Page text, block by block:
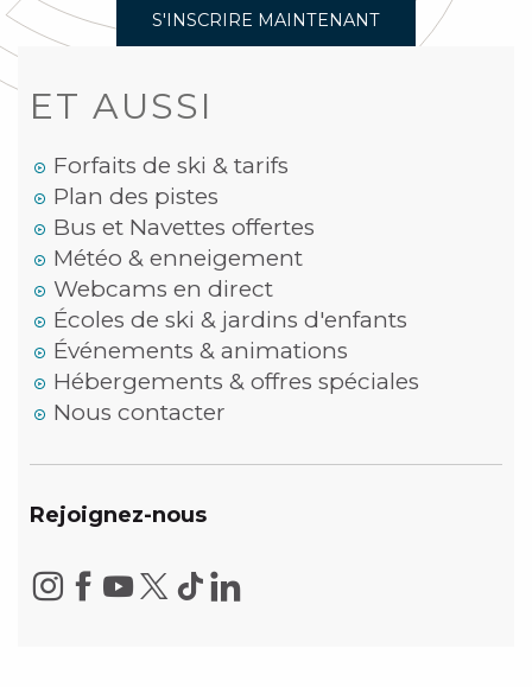
S'INSCRIRE MAINTENANT
ET AUSSI
Forfaits de ski & tarifs
Plan des pistes
Bus et Navettes offertes
Météo & enneigement
Webcams en direct
Écoles de ski & jardins d'enfants
Événements & animations
Hébergements & offres spéciales
Nous contacter
Rejoignez-nous